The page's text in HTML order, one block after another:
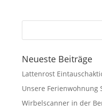
Neueste Beiträge
Lattenrost
Unsere Ferienwohnung
Wirbelscanner in der